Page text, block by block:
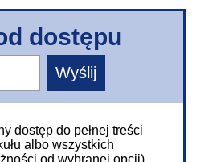
dostępu
dostęp do pełnej treści
albo wszystkich